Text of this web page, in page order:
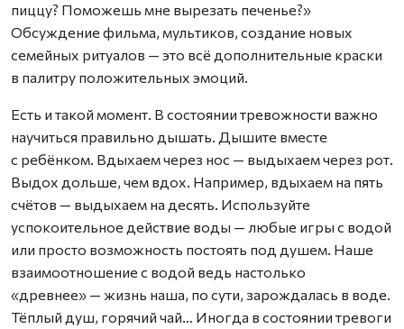
пиццу? Поможешь мне вырезать печенье?»
Обсуждение фильма, мультиков, создание новых
семейных ритуалов — это всё дополнительные краски
в палитру положительных эмоций.
Есть и такой момент. В состоянии тревожности важно
научиться правильно дышать. Дышите вместе
с ребёнком. Вдыхаем через нос — выдыхаем через рот.
Выдох дольше, чем вдох. Например, вдыхаем на пять
счётов — выдыхаем на десять. Используйте
успокоительное действие воды — любые игры с водой
или просто возможность постоять под душем. Наше
взаимоотношение с водой ведь настолько
«древнее» — жизнь наша, по сути, зарождалась в воде.
Тёплый душ, горячий чай… Иногда в состоянии тревоги